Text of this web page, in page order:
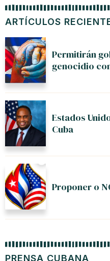
ARTÍCULOS
Permitirán
genocidio
Estados
Cuba
Proponer o
PRENSA CUBANA